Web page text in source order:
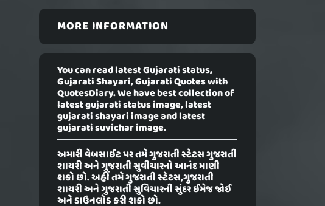
MORE INFORMATION
You can read latest Gujarati status,
Gujarati Shayari, Gujarati Quotes with
QuotesDiary. We have best collection of
latest gujarati status image, latest
gujarati shayari image and latest
gujarati suvichar image.
અમારી વેબસાઈટ પર તમે ગુજરાતી સ્ટેટસ ગુજરાતી
શાયરી અને ગુજરાતી સુવીચારનો આનંદ માણી
શકો છો. અહીં તમે ગુજરાતી સ્ટેટસ,ગુજરાતી
શાયરી અને ગુજરાતી સુવિચારની સુંદર ઈમેજ જોઈ
અને ડાઉનલોડ કરી શકો છો.